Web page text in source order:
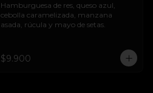
Hamburguesa de res, queso azul,
cebolla caramelizada, manzana
asada, rúcula y mayo de setas.
$9.900